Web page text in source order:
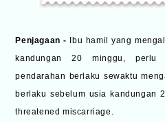
Penjagaan -
Ibu hamil yang
kandungan 20 minggu, perlu
pendarahan berlaku sewaktu
berlaku sebelum usia kandungan
threatened miscarriage.